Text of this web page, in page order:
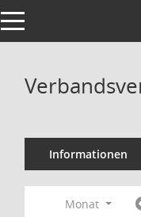
Toggle navigation
Informationen
Monat